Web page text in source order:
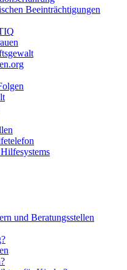
Beeinträchtigungen
und Beratungsstellen